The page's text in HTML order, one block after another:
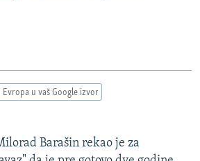
Evropa u vaš Google izvor
Barašin rekao je za